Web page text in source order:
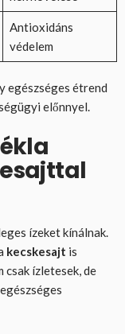
Antioxidáns
védelem
egészséges étrend
előnnyel.
ízeket kínálnak.
kecskesajt is
csak ízletesek, de